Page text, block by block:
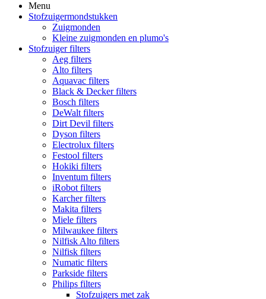
Menu
Stofzuigermondstukken
Zuigmonden
Kleine zuigmonden en plumo's
Stofzuiger filters
Aeg filters
Alto filters​
Aquavac filters
Black & Decker filters
Bosch filters
DeWalt filters
Dirt Devil filters
Dyson filters
Electrolux filters
Festool filters
Hokiki filters
Inventum filters
iRobot filters
Karcher filters
Makita filters
Miele filters
Milwaukee filters
Nilfisk Alto filters
Nilfisk filters
Numatic filters
Parkside filters
Philips filters
Stofzuigers met zak